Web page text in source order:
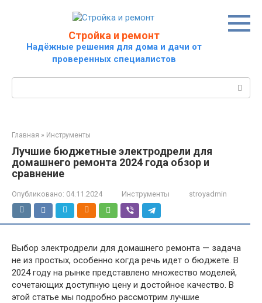
Стройка и ремонт
Надёжные решения для дома и дачи от
проверенных специалистов
Главная » Инструменты
Лучшие бюджетные электродрели для
домашнего ремонта 2024 года обзор и
сравнение
Опубликовано: 04.11.2024 Инструменты stroyadmin
Выбор электродрели для домашнего ремонта — задача
не из простых, особенно когда речь идет о бюджете. В
2024 году на рынке представлено множество моделей,
сочетающих доступную цену и достойное качество. В
этой статье мы подробно рассмотрим лучшие